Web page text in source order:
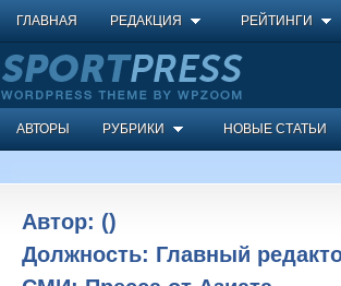
ГЛАВНАЯ РЕДАКЦИЯ РЕЙТИНГИ
АВТОРЫ РУБРИКИ НОВЫЕ СТАТЬИ
Автор: ()
Должность: Главный